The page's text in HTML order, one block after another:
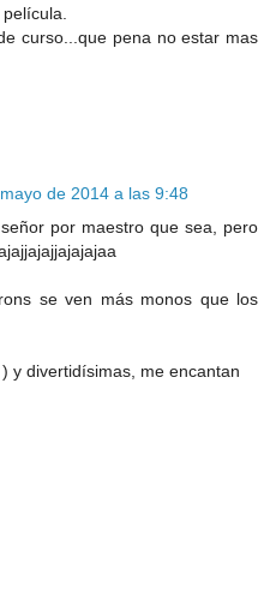
curso...que pena no estar mas
de 2014 a las 9:48
por maestro que sea, pero
se ven más monos que los
y divertidísimas, me encantan